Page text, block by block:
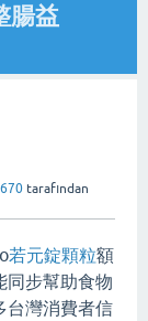
腸益
tarafından
若元錠顆粒額
同步幫助食物
台灣消費者信